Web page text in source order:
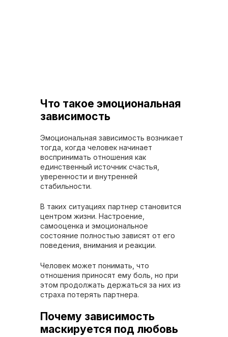
Что такое эмоциональная
зависимость
Эмоциональная зависимость возникает
тогда, когда человек начинает
воспринимать отношения как
единственный источник счастья,
уверенности и внутренней
стабильности.
В таких ситуациях партнер становится
центром жизни. Настроение,
самооценка и эмоциональное
состояние полностью зависят от его
поведения, внимания и реакции.
Человек может понимать, что
отношения приносят ему боль, но при
этом продолжать держаться за них из
страха потерять партнера.
Почему зависимость
маскируется под любовь